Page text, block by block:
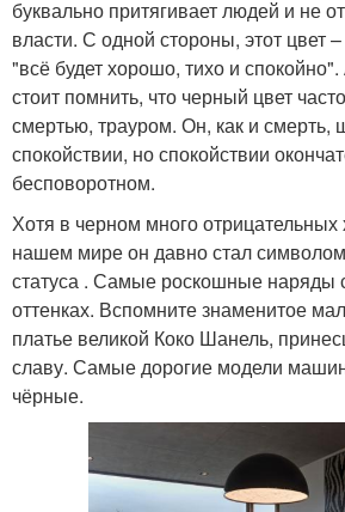
буквально притягивает людей и не
власти. С одной стороны, этот цвет
"всё будет хорошо, тихо и
стоит помнить, что черный цвет
смертью, трауром. Он, как и смерть,
спокойствии, но спокойствии
бесповоротном.
Хотя в черном много отрицательных
нашем мире он давно стал символом
статуса . Самые роскошные наряды
оттенках. Вспомните знаменитое
платье великой Коко Шанель,
славу. Самые дорогие модели
чёрные.